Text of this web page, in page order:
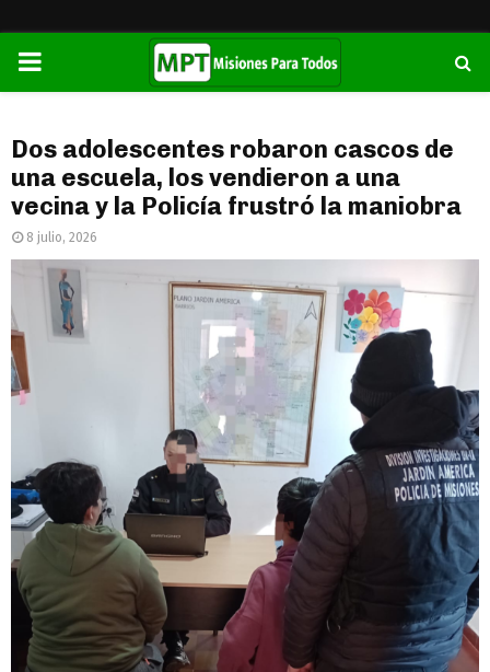
PRIMARY
Dos adolescentes robaron cascos de
una escuela, los vendieron a una
vecina y la Policía frustró la maniobra
8 julio, 2026